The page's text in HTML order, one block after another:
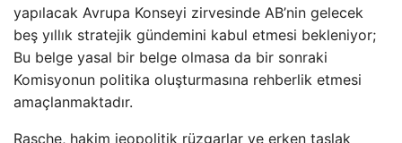
yapılacak Avrupa Konseyi zirvesinde AB’nin gelecek
beş yıllık stratejik gündemini kabul etmesi bekleniyor;
Bu belge yasal bir belge olmasa da bir sonraki
Komisyonun politika oluşturmasına rehberlik etmesi
amaçlanmaktadır.
Rasche, hakim jeopolitik rüzgarlar ve erken taslak